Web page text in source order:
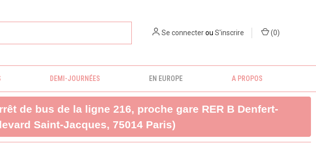
Se connecterou S'inscrire (0)
DEMI-JOURNÉES EN EUROPE A PROPOS
de bus de la ligne 216, proche gare RER B Denfert-
Saint-Jacques, 75014 Paris)